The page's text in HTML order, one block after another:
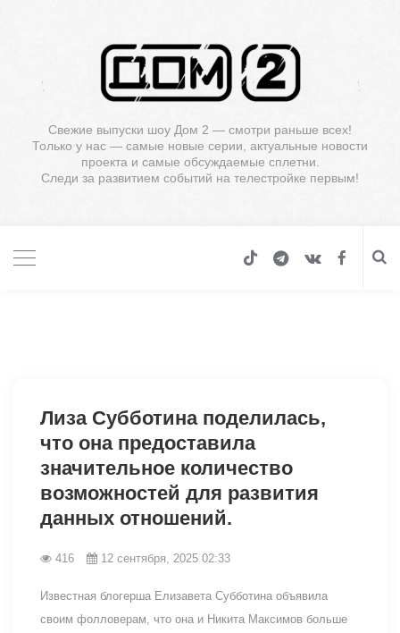
Свежие выпуски шоу Дом 2 — смотри раньше всех!
Только у нас — самые новые серии, актуальные новости
проекта и самые обсуждаемые сплетни.
Следи за развитием событий на телестройке первым!
Лиза Субботина поделилась,
что она предоставила
значительное количество
возможностей для развития
данных отношений.
416 12 сентября, 2025 02:33
Известная блогерша Елизавета Субботина объявила
своим фолловерам, что она и Никита Максимов больше